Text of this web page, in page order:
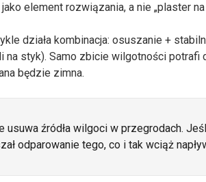
element rozwiązania, a nie „plaster
działa kombinacja: osuszanie +
styk). Samo zbicie wilgotności potrafi
będzie zimna.
źródła wilgoci w przegrodach.
odparowanie tego, co i tak wciąż